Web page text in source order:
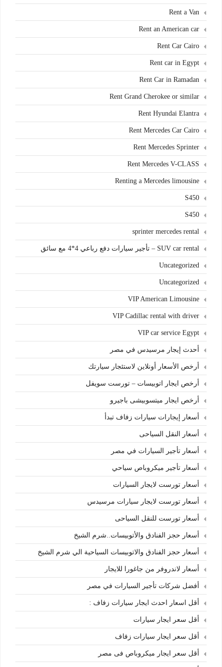
Rent a Van
Rent an American car
Rent Car Cairo
Rent car in Egypt
Rent Car in Ramadan
Rent Grand Cherokee or similar
Rent Hyundai Elantra
Rent Mercedes Car Cairo
Rent Mercedes Sprinter
Rent Mercedes V-CLASS
Renting a Mercedes limousine
S450
S450
sprinter mercedes rental
SUV car rental – تأجير سيارات دفع رباعي 4*4 مع سائق
Uncategorized
Uncategorized
VIP American Limousine
VIP Cadillac rental with driver
VIP car service Egypt
أحدث إيجار مرسيدس في مصر
أرخص الأسعار أونلاين لاستئجار سيارتك
أرخص ايجار اتوبيسات – تورست سويفل
أرخص ايجار ميتسوبيشى باجيرو
أسعار إيجارات سيارات زفاف تبدأ
أسعار النقل السياحى
أسعار تأجير السيارات في مصر
أسعار تأجير ميكروباص سياحي
أسعار تورست لايجار السيارات
أسعار تورست لايجار سيارات مرسيدس
أسعار تورست للنقل السياحى
أسعار حجز الفنادق والأتوبيسات..شرم الشيخ
أسعار حجز الفنادق والاتوبيسات السياحية الي شرم الشيخ
أسعار لاندروفر من جاغورا للايجار
أفضل شركات تأجير السيارات في مصر
أقل اسعار احدث ايجار سيارات زفاف :
أقل سعر ايجار سيارات
أقل سعر ايجار سيارات زفاف
أقل سعر ايجار ميكروباص فى مصر